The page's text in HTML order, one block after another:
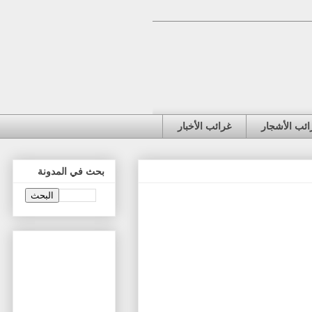
الأشجار غرائب الأخبار
بحث في المدونة